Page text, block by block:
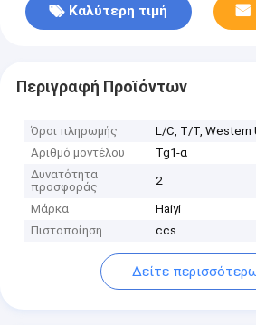
Καλύτερη τιμή
Περιγραφή Προϊόντων
Όροι πληρωμής
L/C, T/T, Western
Αριθμό μοντέλου
Tg1-α
Δυνατότητα
προσφοράς
2
Μάρκα
Haiyi
Πιστοποίηση
ccs
Δείτε